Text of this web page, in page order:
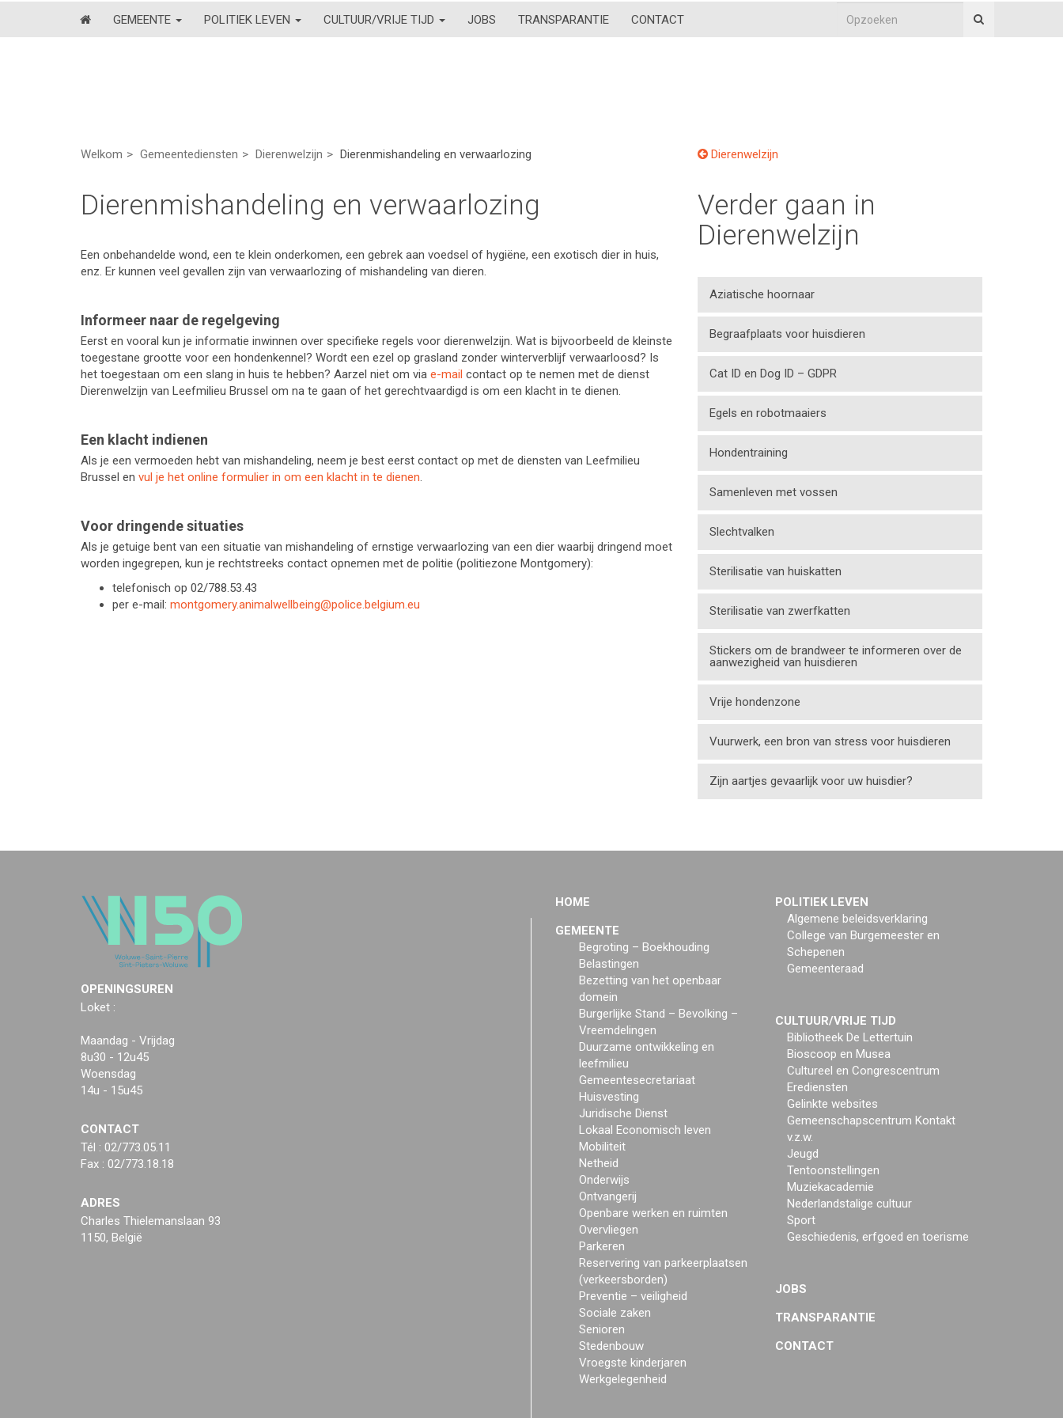
GEMEENTE POLITIEK LEVEN CULTUUR/VRIJE TIJD JOBS TRANSPARANTIE CONTACT
Welkom Gemeentediensten Dierenwelzijn Dierenmishandeling en verwaarlozing Dierenwelzijn
Dierenmishandeling en verwaarlozing
Een onbehandelde wond, een te klein onderkomen, een gebrek aan voedsel of hygiëne, een exotisch dier in huis,
enz. Er kunnen veel gevallen zijn van verwaarlozing of mishandeling van dieren.
Informeer naar de regelgeving
Eerst en vooral kun je informatie inwinnen over specifieke regels voor dierenwelzijn. Wat is bijvoorbeeld de kleinste
toegestane grootte voor een hondenkennel? Wordt een ezel op grasland zonder winterverblijf verwaarloosd? Is
het toegestaan om een slang in huis te hebben? Aarzel niet om via e-mail contact op te nemen met de dienst
Dierenwelzijn van Leefmilieu Brussel om na te gaan of het gerechtvaardigd is om een klacht in te dienen.
Een klacht indienen
Als je een vermoeden hebt van mishandeling, neem je best eerst contact op met de diensten van Leefmilieu
Brussel en vul je het online formulier in om een klacht in te dienen.
Voor dringende situaties
Als je getuige bent van een situatie van mishandeling of ernstige verwaarlozing van een dier waarbij dringend moet
worden ingegrepen, kun je rechtstreeks contact opnemen met de politie (politiezone Montgomery):
telefonisch op 02/788.53.43
per e-mail: montgomery.animalwellbeing@police.belgium.eu
Verder gaan in
Dierenwelzijn
Aziatische hoornaar
Begraafplaats voor huisdieren
Cat ID en Dog ID – GDPR
Egels en robotmaaiers
Hondentraining
Samenleven met vossen
Slechtvalken
Sterilisatie van huiskatten
Sterilisatie van zwerfkatten
Stickers om de brandweer te informeren over de
aanwezigheid van huisdieren
Vrije hondenzone
Vuurwerk, een bron van stress voor huisdieren
Zijn aartjes gevaarlijk voor uw huisdier?
OPENINGSUREN
Loket :
Maandag - Vrijdag
8u30 - 12u45
Woensdag
14u - 15u45
CONTACT
Tél : 02/773.05.11
Fax : 02/773.18.18
ADRES
Charles Thielemanslaan 93
1150, België
HOME
GEMEENTE
Begroting – Boekhouding
Belastingen
Bezetting van het openbaar
domein
Burgerlijke Stand – Bevolking –
Vreemdelingen
Duurzame ontwikkeling en
leefmilieu
Gemeentesecretariaat
Huisvesting
Juridische Dienst
Lokaal Economisch leven
Mobiliteit
Netheid
Onderwijs
Ontvangerij
Openbare werken en ruimten
Overvliegen
Parkeren
Reservering van parkeerplaatsen
(verkeersborden)
Preventie – veiligheid
Sociale zaken
Senioren
Stedenbouw
Vroegste kinderjaren
Werkgelegenheid
POLITIEK LEVEN
Algemene beleidsverklaring
College van Burgemeester en
Schepenen
Gemeenteraad
CULTUUR/VRIJE TIJD
Bibliotheek De Lettertuin
Bioscoop en Musea
Cultureel en Congrescentrum
Erediensten
Gelinkte websites
Gemeenschapscentrum Kontakt
v.z.w.
Jeugd
Tentoonstellingen
Muziekacademie
Nederlandstalige cultuur
Sport
Geschiedenis, erfgoed en toerisme
JOBS
TRANSPARANTIE
CONTACT